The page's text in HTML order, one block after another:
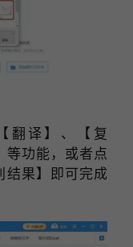
翻译】、【复
等功能，或者点
结果】即可完成